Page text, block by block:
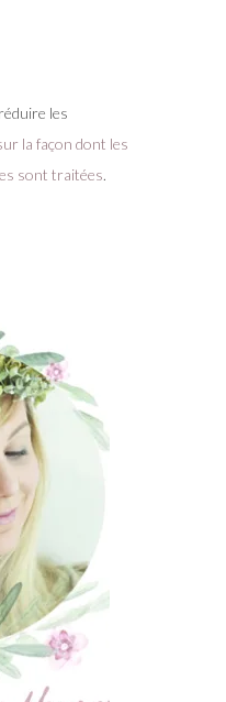
les
la façon dont les
sont traitées.